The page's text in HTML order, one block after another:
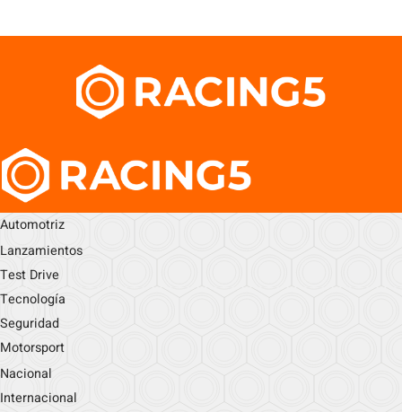
Automotriz
Lanzamientos
Test Drive
Tecnología
Seguridad
Motorsport
Nacional
Internacional